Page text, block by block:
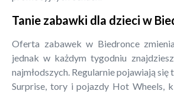
Tanie zabawki dla dzieci w
Oferta zabawek w Biedronce
jednak w każdym tygodniu
najmłodszych. Regularnie pojawiają się
Surprise, tory i pojazdy Hot Wheels,